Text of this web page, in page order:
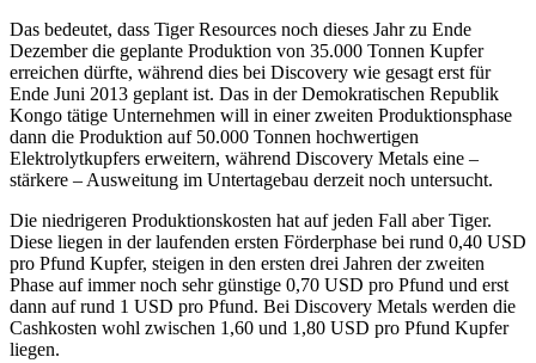
Das bedeutet, dass Tiger Resources noch dieses Jahr zu Ende
Dezember die geplante Produktion von 35.000 Tonnen Kupfer
erreichen dürfte, während dies bei Discovery wie gesagt erst für
Ende Juni 2013 geplant ist. Das in der Demokratischen Republik
Kongo tätige Unternehmen will in einer zweiten Produktionsphase
dann die Produktion auf 50.000 Tonnen hochwertigen
Elektrolytkupfers erweitern, während Discovery Metals eine –
stärkere – Ausweitung im Untertagebau derzeit noch untersucht.
Die niedrigeren Produktionskosten hat auf jeden Fall aber Tiger.
Diese liegen in der laufenden ersten Förderphase bei rund 0,40 USD
pro Pfund Kupfer, steigen in den ersten drei Jahren der zweiten
Phase auf immer noch sehr günstige 0,70 USD pro Pfund und erst
dann auf rund 1 USD pro Pfund. Bei Discovery Metals werden die
Cashkosten wohl zwischen 1,60 und 1,80 USD pro Pfund Kupfer
liegen.